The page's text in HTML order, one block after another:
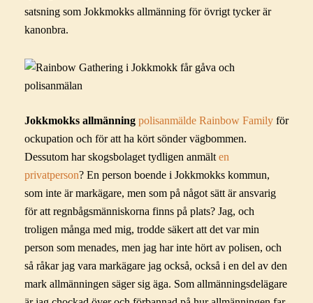
satsning som Jokkmokks allmänning för övrigt tycker är
kanonbra.
Jokkmokks allmänning polisanmälde Rainbow Family för
ockupation och för att ha kört sönder vägbommen.
Dessutom har skogsbolaget tydligen anmält en
privatperson? En person boende i Jokkmokks kommun,
som inte är markägare, men som på något sätt är ansvarig
för att regnbågsmänniskorna finns på plats? Jag, och
troligen många med mig, trodde säkert att det var min
person som menades, men jag har inte hört av polisen, och
så råkar jag vara markägare jag också, också i en del av den
mark allmänningen säger sig äga. Som allmänningsdelägare